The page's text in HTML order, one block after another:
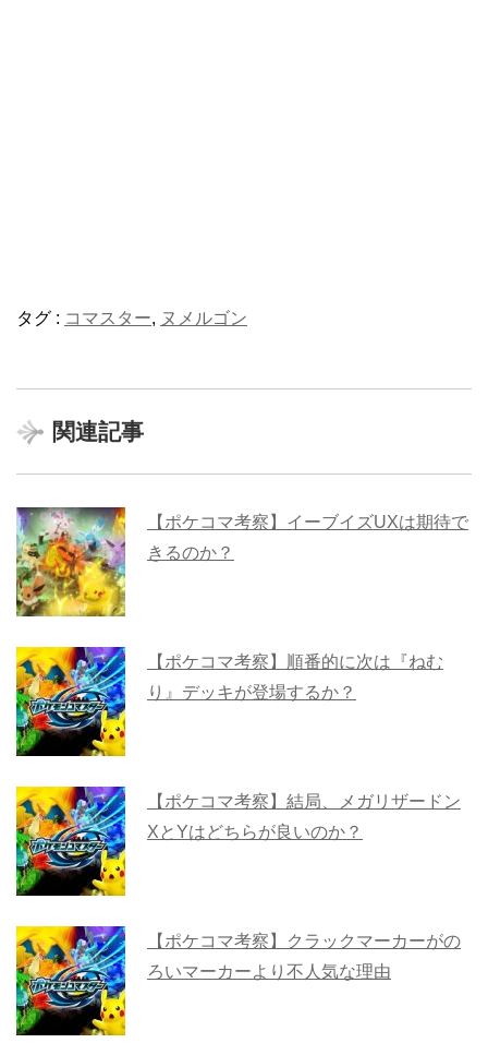
タグ : コマスター, ヌメルゴン
関連記事
【ポケコマ考察】イーブイズUXは期待で
きるのか？
【ポケコマ考察】順番的に次は『ねむ
り』デッキが登場するか？
【ポケコマ考察】結局、メガリザードン
XとYはどちらが良いのか？
【ポケコマ考察】クラックマーカーがの
ろいマーカーより不人気な理由